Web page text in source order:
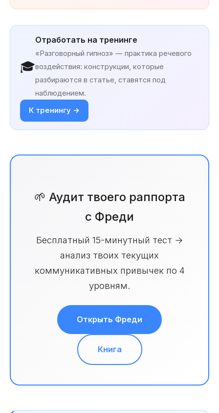
🎓
Отработать на тренинге
«Разговорный гипноз» — практика речевого
воздействия: конструкции, которые
разбираются в статье, ставятся под
наблюдением.
К тренингу →
🌱 Аудит твоего раппорта
с Фреди
Бесплатный 15-минутный тест →
анализ твоих текущих
коммуникативных привычек по 4
уровням.
Открыть Фреди
Книга